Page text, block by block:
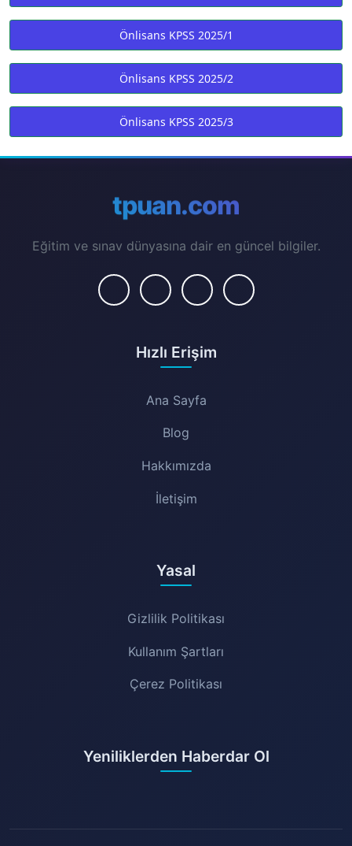
Önlisans KPSS 2025/1
Önlisans KPSS 2025/2
Önlisans KPSS 2025/3
tpuan.com
Eğitim ve sınav dünyasına dair en güncel bilgiler.
Hızlı Erişim
Ana Sayfa
Blog
Hakkımızda
İletişim
Yasal
Gizlilik Politikası
Kullanım Şartları
Çerez Politikası
Yeniliklerden Haberdar Ol